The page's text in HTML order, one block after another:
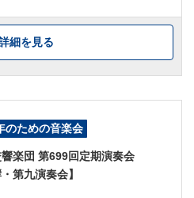
細を見る
のための音楽会
楽団 第699回定期演奏会
・第九演奏会】